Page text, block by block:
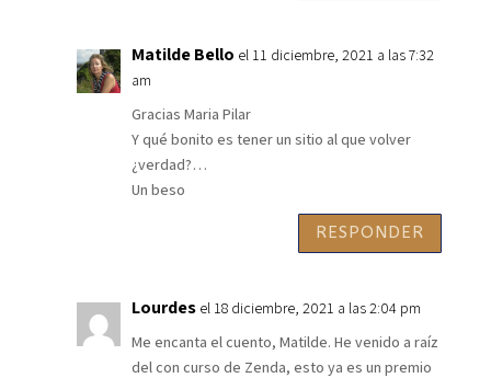
Matilde Bello el 11 diciembre, 2021 a las 7:32
am
Gracias Maria Pilar
Y qué bonito es tener un sitio al que volver
¿verdad?…
Un beso
RESPONDER
Lourdes el 18 diciembre, 2021 a las 2:04 pm
Me encanta el cuento, Matilde. He venido a raíz
del con curso de Zenda, esto ya es un premio